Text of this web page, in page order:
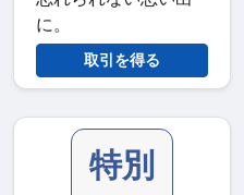
に。
取引を得る
特別